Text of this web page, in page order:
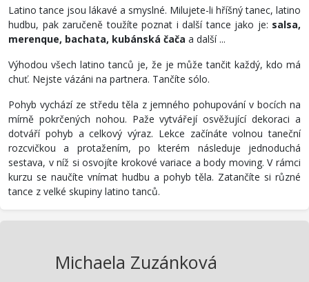
Latino tance jsou lákavé a smyslné. Milujete-li hříšný tanec, latino
hudbu, pak zaručeně toužíte poznat i další tance jako je: salsa,
merenque, bachata, kubánská čača a další ...
Výhodou všech latino tanců je, že je může tančit každý, kdo má
chuť. Nejste vázáni na partnera. Tančíte sólo.
Pohyb vychází ze středu těla z jemného pohupování v bocích na
mírně pokrčených nohou. Paže vytvářejí osvěžující dekoraci a
dotváří pohyb a celkový výraz. Lekce začínáte volnou taneční
rozcvičkou a protažením, po kterém následuje jednoduchá
sestava, v níž si osvojíte krokové variace a body moving. V rámci
kurzu se naučíte vnímat hudbu a pohyb těla. Zatančíte si různé
tance z velké skupiny latino tanců.
Michaela Zuzánková